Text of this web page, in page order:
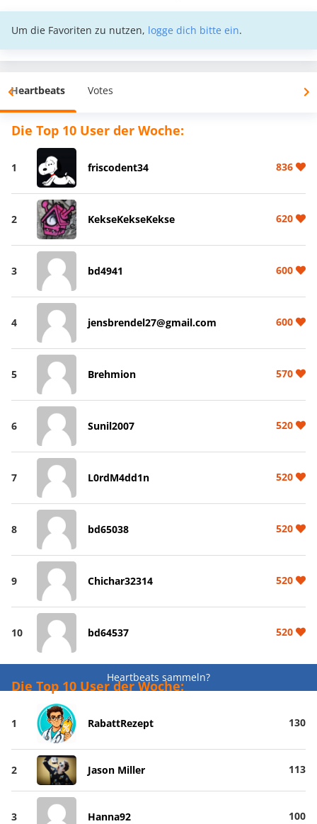
Um die Favoriten zu nutzen, logge dich bitte ein.
Heartbeats Votes
Die Top 10 User der Woche:
1 friscodent34 836
2 KekseKekseKekse 620
3 bd4941 600
4 jensbrendel27@gmail.com 600
5 Brehmion 570
6 Sunil2007 520
7 L0rdM4dd1n 520
8 bd65038 520
9 Chichar32314 520
10 bd64537 520
Heartbeats sammeln?
Die Top 10 User der Woche:
1 RabattRezept 130
2 Jason Miller 113
3 Hanna92 100